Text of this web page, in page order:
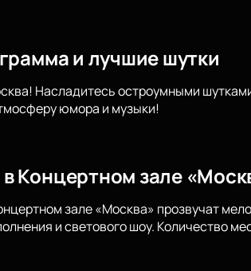
и лучшие шутки
Насладитесь остроумными
юмора и музыки!
Концертном зале
зале «Москва» прозвучат
и светового шоу. Количество